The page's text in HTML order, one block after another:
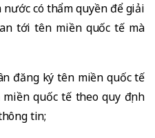
có thẩm quyền để giải
tới tên miền quốc tế mà
đăng ký tên miền quốc tế
quốc tế theo quy định
tin;